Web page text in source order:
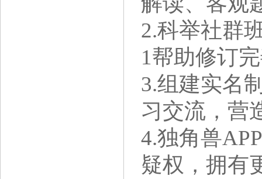
2.科举社群
1帮助修订
3.组建实名
习交流，营
4.独角兽
疑权，拥有